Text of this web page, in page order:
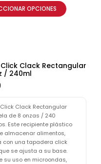
OPCIONES
Clack Rectangular
/ 240ml
Clack Rectangular
de 8 onzas / 240
Este recipiente plástico
almacenar alimentos,
con una tapadera click
se ajusta a su base.
su uso en microondas,